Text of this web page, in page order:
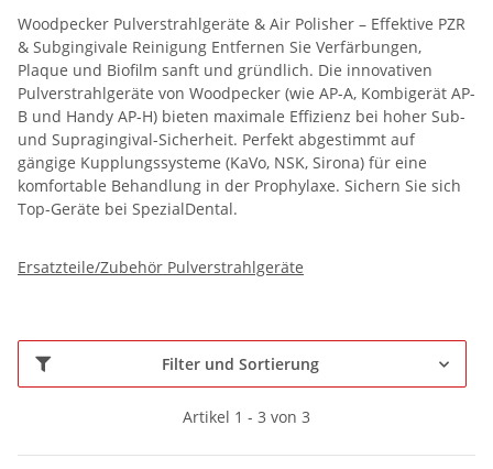
Woodpecker Pulverstrahlgeräte & Air Polisher – Effektive PZR
& Subgingivale Reinigung Entfernen Sie Verfärbungen,
Plaque und Biofilm sanft und gründlich. Die innovativen
Pulverstrahlgeräte von Woodpecker (wie AP-A, Kombigerät AP-
B und Handy AP-H) bieten maximale Effizienz bei hoher Sub-
und Supragingival-Sicherheit. Perfekt abgestimmt auf
gängige Kupplungssysteme (KaVo, NSK, Sirona) für eine
komfortable Behandlung in der Prophylaxe. Sichern Sie sich
Top-Geräte bei SpezialDental.
Ersatzteile/Zubehör Pulverstrahlgeräte
Filter und Sortierung
Artikel 1 - 3 von 3